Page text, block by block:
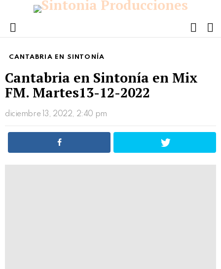
Menu
CANTABRIA EN SINTONÍA
Cantabria en Sintonía en Mix
FM. Martes13-12-2022
diciembre 13, 2022, 2:40 pm